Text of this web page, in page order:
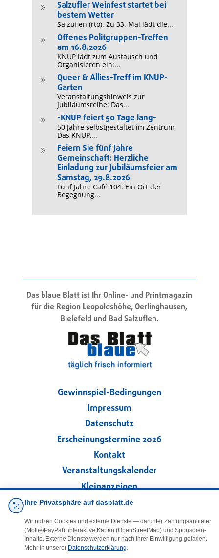
9
Salzufler Weinfest startet bei
bestem Wetter
Salzuflen (rto). Zu 33. Mal lädt die...
9
Offenes Politgruppen-Treffen
am 16.8.2026
KNUP lädt zum Austausch und
Organisieren ein:...
9
Queer & Allies-Treff im KNUP-
Garten
Veranstaltungshinweis zur
Jubiläumsreihe: Das...
9 -KNUP feiert 50 Tage lang-
50 Jahre selbstgestaltet im Zentrum
Das KNUP,...
9
Feiern Sie fünf Jahre
Gemeinschaft: Herzliche
Einladung zur Jubiläumsfeier am
Samstag, 29.8.2026
Fünf Jahre Café 104: Ein Ort der
Begegnung...
Das blaue Blatt ist Ihr Online- und Printmagazin
für die Region Leopoldshöhe, Oerlinghausen,
Bielefeld und Bad Salzuflen.
Gewinnspiel-Bedingungen
Impressum
Datenschutz
Erscheinungstermine 2026
Kontakt
Veranstaltungskalender
Kleinanzeigen
Folgen Sie uns!
Ihre Privatsphäre auf dasblatt.de
Wir nutzen Cookies und externe Dienste — darunter Zahlungsanbieter
(Mollie/PayPal), interaktive Karten (OpenStreetMap) und Sponsoren-
Inhalte. Externe Dienste werden nur nach Ihrer Einwilligung geladen.
Mehr in unserer Datenschutzerklärung.